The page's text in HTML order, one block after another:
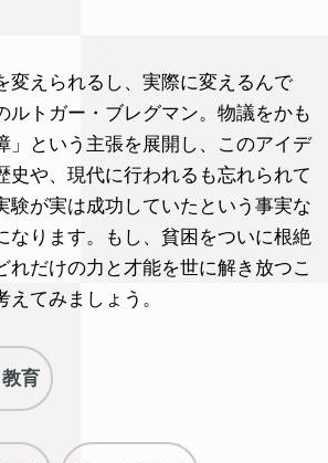
変えられるし、実際に変えるんで
ルトガー・ブレグマン。物議をかも
」という主張を展開し、このアイデ
史や、現代に行われるも忘れられて
験が実は成功していたという事実な
なります。もし、貧困をついに根絶
れだけの力と才能を世に解き放つこ
えてみましょう。
育